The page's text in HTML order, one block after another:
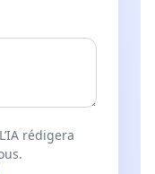
rédigera